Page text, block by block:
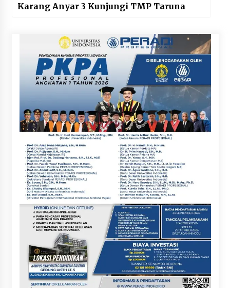
Karang Anyar 3 Kunjungi TMP Taruna